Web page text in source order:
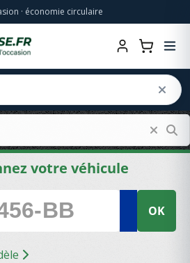
· économie circulaire
votre véhicule
OK
modèle